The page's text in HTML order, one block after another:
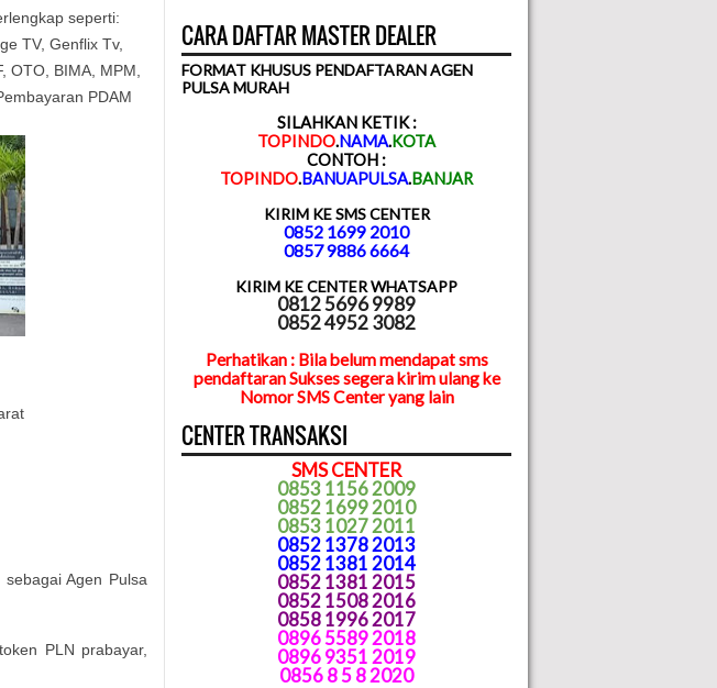
seperti:
TV, Genflix Tv,
OTO, BIMA, MPM,
PDAM
Agen Pulsa
PLN prabayar,
CARA DAFTAR MASTER DEALER
FORMAT KHUSUS PENDAFTARAN AGEN
PULSA MURAH
SILAHKAN KETIK :
TOPINDO.NAMA.KOTA
CONTOH :
TOPINDO.BANUAPULSA.BANJAR
KIRIM KE SMS CENTER
0852 1699 2010
0857 9886 6664
KIRIM KE CENTER WHATSAPP
0812 5696 9989
0852 4952 3082
Perhatikan : Bila belum mendapat sms
pendaftaran Sukses segera kirim ulang ke
Nomor SMS Center yang lain
CENTER TRANSAKSI
SMS CENTER
0853 1156 2009
0852 1699 2010
0853 1027 2011
0852 1378 2013
0852 1381 2014
0852 1381 2015
0852 1508 2016
0858 1996 2017
0896 5589 2018
0896 9351 2019
0856 8 5 8 2020